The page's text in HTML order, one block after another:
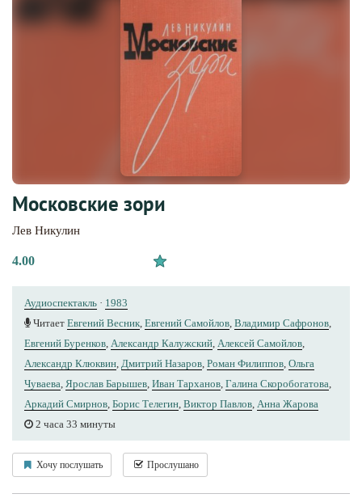
Московские зори
Лев Никулин
4.00
Аудиоспектакль · 1983
Читает Евгений Весник Евгений Самойлов Владимир Сафронов
Евгений Буренков Александр Калужский Алексей Самойлов
Александр Клюквин Дмитрий Назаров Роман Филиппов Ольга
Чуваева Ярослав Барышев Иван Тарханов Галина Скоробогатова
Аркадий Смирнов Борис Телегин Виктор Павлов Анна Жарова
2 часа 33 минуты
Хочу послушать Прослушано